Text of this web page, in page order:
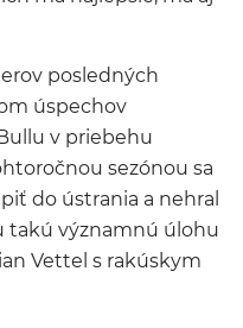
posledných
úspechov
v priebehu
sezónou sa
do ústrania a nehral
takú významnú úlohu
Vettel s rakúskym